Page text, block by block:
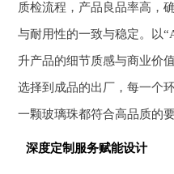
质检流程，产品良品率高，
与耐用性的一致与稳定。以
升产品的细节质感与商业价
选择到成品的出厂，每一个
一颗玻璃珠都符合高品质的要
深度定制服务赋能设计